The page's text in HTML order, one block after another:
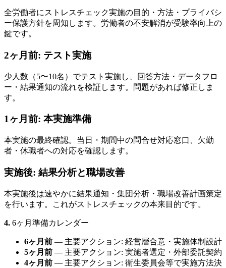
全労働者にストレスチェック実施の目的・方法・プライバシ
ー保護方針を周知します。労働者の不安解消が受験率向上の
鍵です。
2ヶ月前: テスト実施
少人数（5〜10名）でテスト実施し、回答方法・データフロ
ー・結果通知の流れを検証します。問題があれば修正しま
す。
1ヶ月前: 本実施準備
本実施の最終確認。当日・期間中の問合せ対応窓口、欠勤
者・休職者への対応を確認します。
実施後: 結果分析と職場改善
本実施後は速やかに結果通知・集団分析・職場改善計画策定
を行います。これがストレスチェックの本来目的です。
4. 6ヶ月準備カレンダー
6ヶ月前 — 主要アクション: 経営層合意・実施体制設計
5ヶ月前 — 主要アクション: 実施者選定・外部委託契約
4ヶ月前 — 主要アクション: 衛生委員会等で実施方法決